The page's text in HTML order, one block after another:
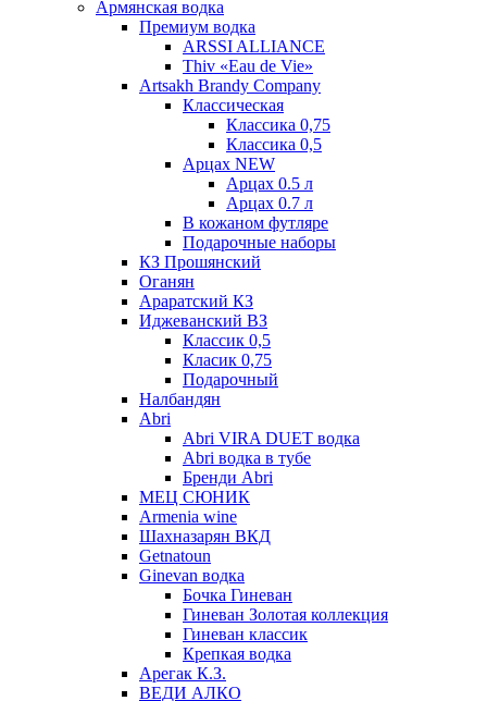
Армянская водка
Премиум водка
ARSSI ALLIANCE
Thiv «Eau de Vie»
Artsakh Brandy Company
Классическая
Классика 0,75
Классика 0,5
Арцах NEW
Арцах 0.5 л
Арцах 0.7 л
В кожаном футляре
Подарочные наборы
КЗ Прошянский
Оганян
Араратский КЗ
Иджеванский ВЗ
Классик 0,5
Класик 0,75
Подарочный
Налбандян
Abri
Abri VIRA DUET водка
Abri водка в тубе
Бренди Abri
МЕЦ СЮНИК
Armenia wine
Шахназарян ВКД
Getnatoun
Ginevan водка
Бочка Гиневан
Гиневан Золотая коллекция
Гиневан классик
Крепкая водка
Арегак К.З.
ВЕДИ АЛКО